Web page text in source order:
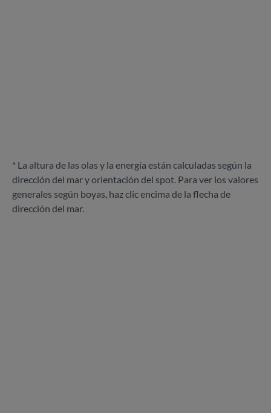
* La altura de las olas y la energía están calculadas según la
dirección del mar y orientación del spot. Para ver los valores
generales según boyas, haz clic encima de la flecha de
dirección del mar.